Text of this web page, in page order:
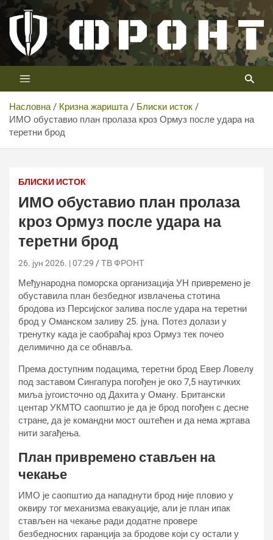
Скип
цонтент
Телевизија ФРОНТ
Први војни канал у Србији
Насловна Кризна жаришта
Блиски исток
ИМО обуставио план пролаза кроз Ормуз после удара на
теретни брод
БЛИСКИ ИСТОК
ИМО обуставио план пролаза
кроз Ормуз после удара на
теретни брод
26. јун 2026. | 07:29 ТВ ФРОНТ
Међународна поморска организација УН привремено је
обуставила план безбедног извлачења стотина
бродова из Персијског залива после удара на теретни
брод у Оманском заливу 25. јуна. Потез долази у
тренутку када је саобраћај кроз Ормуз тек почео
делимично да се обнавља.
Према доступним подацима, теретни брод Евер Ловелy
под заставом Сингапура погођен је око 7,5 наутичких
миља југоисточно од Дахита у Оману. Британски
центар УКМТО саопштио је да је брод погођен с десне
стране, да је командни мост оштећен и да нема жртава
нити загађења.
План привремено стављен на
чекање
ИМО је саопштио да нападнути брод није пловио у
оквиру тог механизма евакуације, али је план ипак
стављен на чекање ради додатне провере
безбедносних гаранција за бродове који су остали у